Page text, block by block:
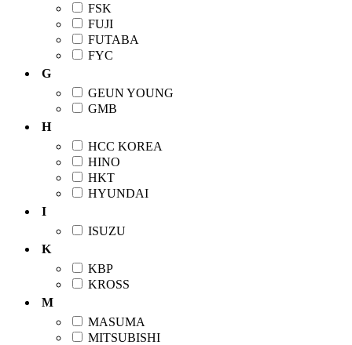
FSK
FUJI
FUTABA
FYC
G
GEUN YOUNG
GMB
H
HCC KOREA
HINO
HKT
HYUNDAI
I
ISUZU
K
KBP
KROSS
M
MASUMA
MITSUBISHI